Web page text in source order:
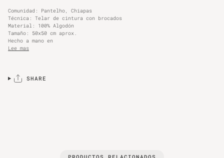
Comunidad: Pantelho, Chiapas
Técnica: Telar de cintura con brocados
Material: 100% Algodón
Tamaño: 50x50 cm aprox.
Hecho a mano en
Lee mas
SHARE